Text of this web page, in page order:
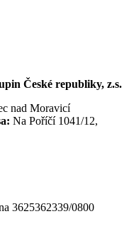
České republiky, z.s.
nad Moravicí
Na Poříčí 1041/12,
3625362339/0800